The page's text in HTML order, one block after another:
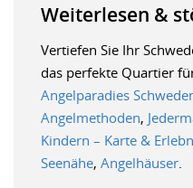
Weiterlesen &
Vertiefen Sie Ihr
das perfekte Quartier
Angelparadies
Angelmethoden,
Kindern – Karte &
Seenähe, Angelhäuser.